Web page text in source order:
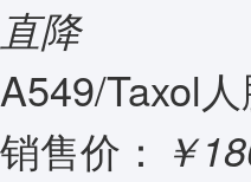
直降
A549/Taxol
销售价： ￥